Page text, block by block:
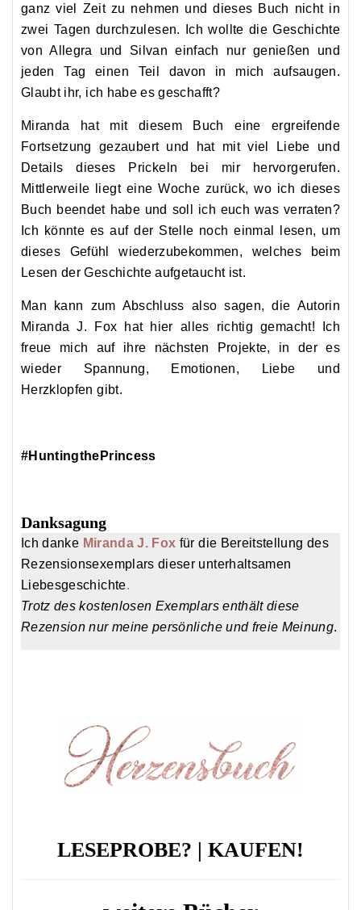
ganz viel Zeit zu nehmen und dieses Buch nicht in
zwei Tagen durchzulesen. Ich wollte die Geschichte
von Allegra und Silvan einfach nur genießen und
jeden Tag einen Teil davon in mich aufsaugen.
Glaubt ihr, ich habe es geschafft?
Miranda hat mit diesem Buch eine ergreifende
Fortsetzung gezaubert und hat mit viel Liebe und
Details dieses Prickeln bei mir hervorgerufen.
Mittlerweile liegt eine Woche zurück, wo ich dieses
Buch beendet habe und soll ich euch was verraten?
Ich könnte es auf der Stelle noch einmal lesen, um
dieses Gefühl wiederzubekommen, welches beim
Lesen der Geschichte aufgetaucht ist.
Man kann zum Abschluss also sagen, die Autorin
Miranda J. Fox hat hier alles richtig gemacht! Ich
freue mich auf ihre nächsten Projekte, in der es
wieder Spannung, Emotionen, Liebe und
Herzklopfen gibt.
#HuntingthePrincess
Danksagung
Ich danke Miranda J. Fox für die Bereitstellung des
Rezensionsexemplars dieser unterhaltsamen
Liebesgeschichte.
Trotz des kostenlosen Exemplars enthält diese
Rezension nur meine persönliche und freie Meinung.
LESEPROBE? | KAUFEN!